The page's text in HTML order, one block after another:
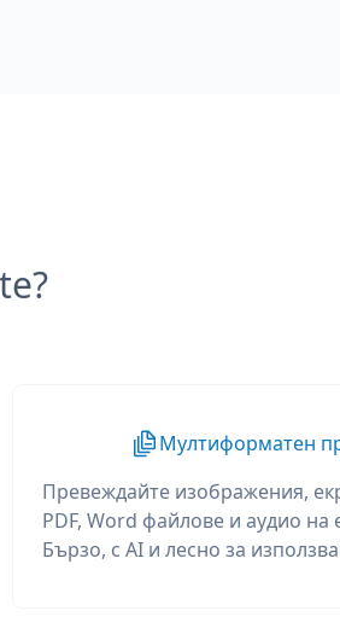
Мултиформатен
Превеждайте изображения,
PDF, Word файлове и аудио на
Бързо, с AI и лесно за